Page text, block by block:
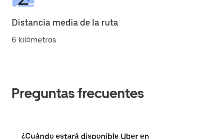
Distancia media de la ruta
6 kilómetros
Preguntas frecuentes
¿Cuándo estará disponible Uber en